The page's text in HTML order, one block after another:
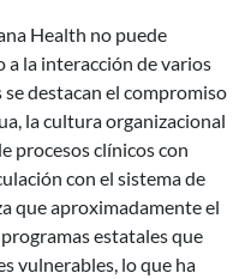
Health no puede
a la interacción de varios
destacan el compromiso
la cultura organizacional
procesos clínicos con
con el sistema de
que aproximadamente el
estatales que
vulnerables, lo que ha